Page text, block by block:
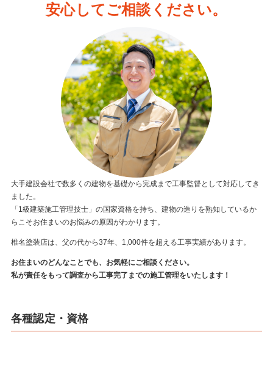
安心してご相談ください。
大手建設会社で数多くの建物を基礎から完成まで工事監督として対応してき
ました。
「1級建築施工管理技士」の国家資格を持ち、建物の造りを熟知しているか
らこそお住まいのお悩みの原因がわかります。
椎名塗装店は、父の代から37年、1,000件を超える工事実績があります。
お住まいのどんなことでも、お気軽にご相談ください。
私が責任をもって調査から工事完了までの施工管理をいたします！
各種認定・資格